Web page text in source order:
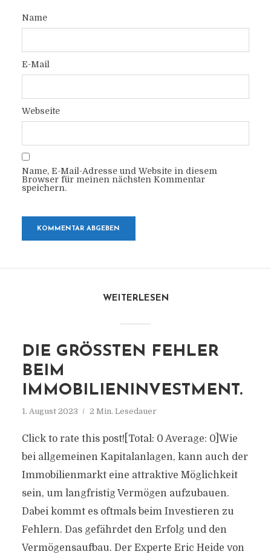
Name
E-Mail
Webseite
Name, E-Mail-Adresse und Website in diesem
Browser für meinen nächsten Kommentar
speichern.
WEITERLESEN
DIE GRÖSSTEN FEHLER B
EIM I
MMOBILIENINVESTMENT.
1. August 2023 2 Min. Lesedauer
Click to rate this post![Total: 0 Average: 0]Wie
bei allgemeinen Kapitalanlagen, kann auch der
Immobilienmarkt eine attraktive Möglichkeit
sein, um langfristig Vermögen aufzubauen.
Dabei kommt es oftmals beim Investieren zu
Fehlern. Das gefährdet den Erfolg und den
Vermögensaufbau. Der Experte Eric Heide von